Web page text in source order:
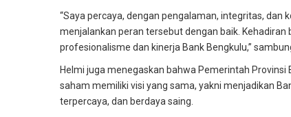
“Saya percaya, dengan pengalaman, integritas, dan
menjalankan peran tersebut dengan baik.
profesionalisme dan kinerja Bank Bengkulu,”
Helmi juga menegaskan bahwa Pemerintah
saham memiliki visi yang sama, yakni menjadikan
terpercaya, dan berdaya saing.